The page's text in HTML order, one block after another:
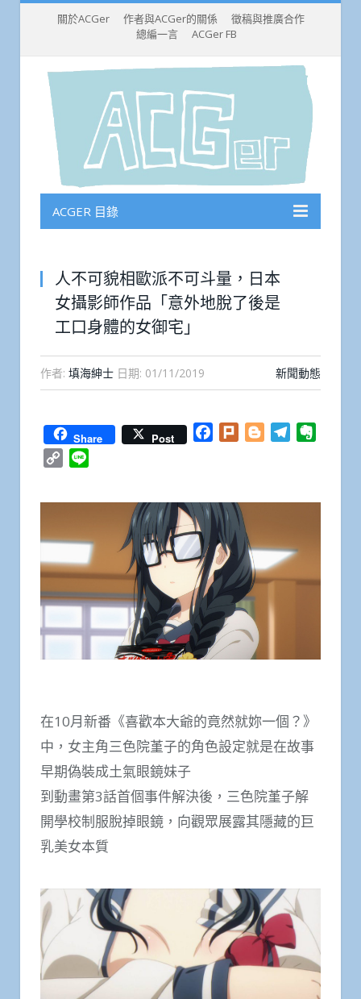
關於ACGer 作者與ACGer的關係
徵稿與推廣合作
總編一言
ACGer FB
ACGER 目錄
人不可貌相歐派不可斗量，日本
女攝影師作品「意外地脫了後是
工口身體的女御宅」
作者: 填海紳士 日期: 01/11/2019 新聞動態
Share Post Facebook
Plurk BloggerTelegram
Copy
在10月新番《喜歡本大爺的竟然就妳一個？》
中，女主角三色院堇子的角色設定就是在故事
早期偽裝成土氣眼鏡妹子
到動畫第3話首個事件解決後，三色院堇子解
開學校制服脫掉眼鏡，向觀眾展露其隱藏的巨
乳美女本質